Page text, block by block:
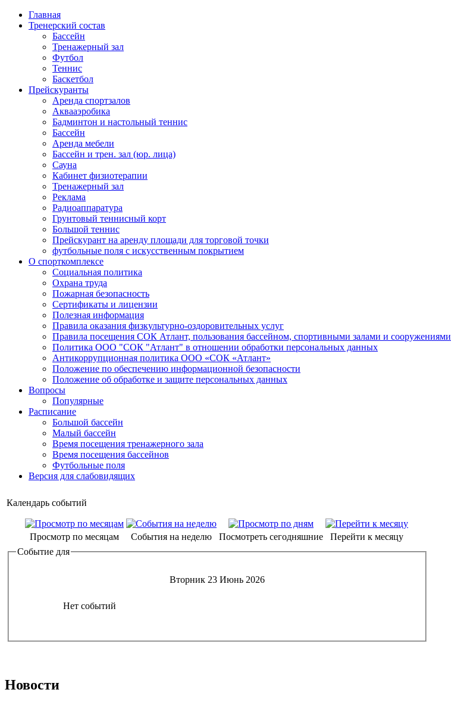
Главная
Тренерский состав
Бассейн
Тренажерный зал
Футбол
Теннис
Баскетбол
Прейскуранты
Аренда спортзалов
Аквааэробика
Бадминтон и настольный теннис
Бассейн
Аренда мебели
Бассейн и трен. зал (юр. лица)
Сауна
Кабинет физиотерапии
Тренажерный зал
Реклама
Радиоаппаратура
Грунтовый теннисный корт
Большой теннис
Прейскурант на аренду площади для торговой точки
футбольные поля с искусственным покрытием
О спорткомплексе
Социальная политика
Охрана труда
Пожарная безопасность
Сертификаты и лицензии
Полезная информация
Правила оказания физкультурно-оздоровительных услуг
Правила посещения СОК Атлант, пользования бассейном, спортивными залами и сооружениями
Политика ООО "СОК "Атлант" в отношении обработки персональных данных
Антикоррупционная политика ООО «СОК «Атлант»
Положение по обеспечению информационной безопасности
Положение об обработке и защите персональных данных
Вопросы
Популярные
Расписание
Большой бассейн
Малый бассейн
Время посещения тренажерного зала
Время посещения бассейнов
Футбольные поля
Версия для слабовидящих
Календарь событий
Просмотр по месяцам События на неделю Посмотреть сегодняшние
Перейти к месяцу
Событие для
Вторник 23 Июнь 2026
Нет событий
Новости